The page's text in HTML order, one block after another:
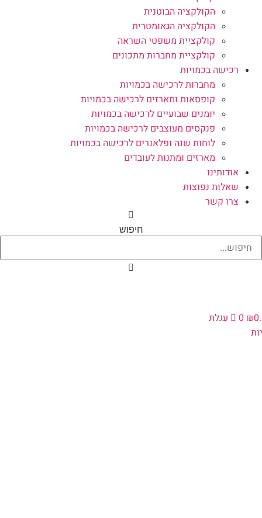
הקולקציה הבוטנית
הקולקציה הגאומטרית
קולקציית משפטי השראה
קולקציית מחברות מתכונים
רכישה בכמויות
מחברות לרכישה בכמויות
קופסאות ומארזים לרכישה בכמויות
יומנים שבועיים לרכישה בכמויות
פנקסים מעוצבים לרכישה בכמויות
לוחות שנה ופלאנרים לרכישה בכמויות
מארזים ומתנות לעובדים
אודותינו
שאלות נפוצות
צרו קשר
חיפוש
₪
0
עגלת